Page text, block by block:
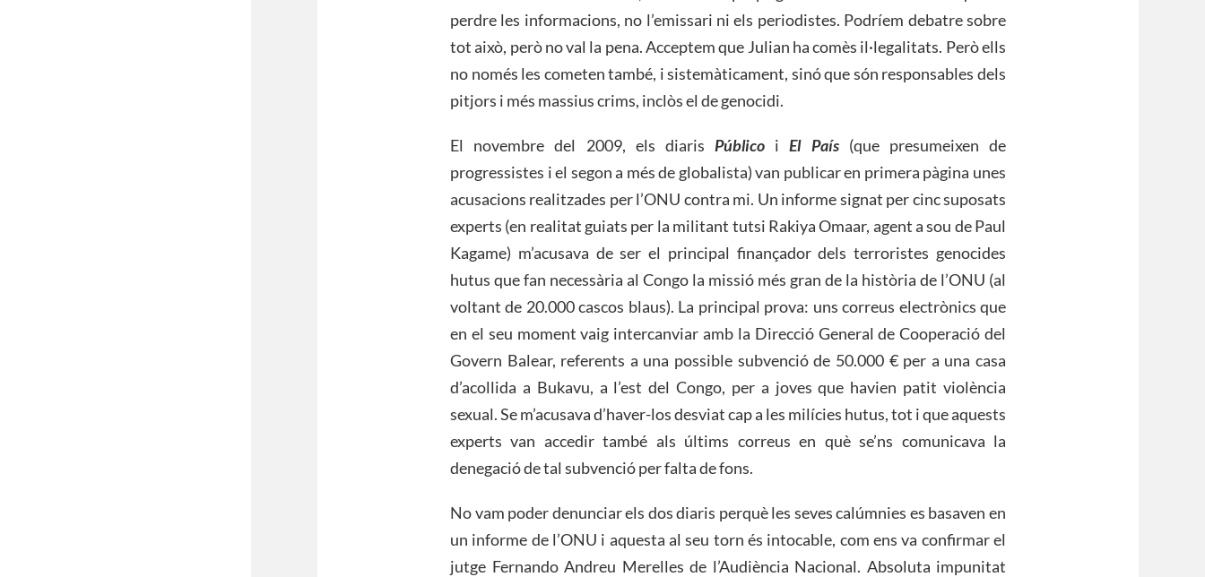
perdre les informacions, no l’emissari ni els periodistes. Podríem debatre sobre
tot això, però no val la pena. Acceptem que Julian ha comès il·legalitats. Però ells
no només les cometen també, i sistemàticament, sinó que són responsables dels
pitjors i més massius crims, inclòs el de genocidi.
El novembre del 2009, els diaris Público iEl País(que presumeixen de
progressistes i el segon a més de globalista) van publicar en primera pàgina unes
acusacions realitzades per l’ONU contra mi. Un informe signat per cinc suposats
experts (en realitat guiats per la militant tutsi Rakiya Omaar, agent a sou de Paul
Kagame) m’acusava de ser el principal finançador dels terroristes genocides
hutus que fan necessària al Congo la missió més gran de la història de l’ONU (al
voltant de 20.000 cascos blaus). La principal prova: uns correus electrònics que
en el seu moment vaig intercanviar amb la Direcció General de Cooperació del
Govern Balear, referents a una possible subvenció de 50.000 € per a una casa
d’acollida a Bukavu, a l’est del Congo, per a joves que havien patit violència
sexual.Se m’acusava d’haver-los desviat cap a les milícies hutus, tot i que aquests
experts van accedir també als últims correus en què se’ns comunicava la
denegació de tal subvenció per falta de fons.
No vam poder denunciar els dos diaris perquè les seves calúmnies es basaven en
un informe de l’ONU i aquesta al seu torn és intocable, com ens va confirmar el
jutge Fernando Andreu Merelles de l’Audiència Nacional. Absoluta impunitat